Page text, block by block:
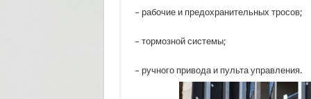
– рабочие и предохранительных тросов;
– тормозной системы;
– ручного привода и пульта управления.